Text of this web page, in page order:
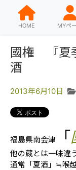
HOME MYペ
國権 『夏
酒
2013年6月10日
福島県南会津 「
他の蔵とは一味違
通常「夏酒」≒喉